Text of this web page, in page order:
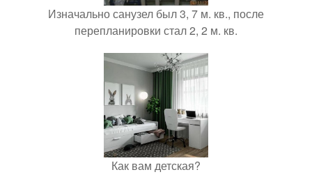
Изначально санузел был 3, 7 м. кв., после
перепланировки стал 2, 2 м. кв.
Как вам детская?